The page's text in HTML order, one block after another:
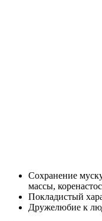
Сохранение
массы,
Покладистый
Дружелюбие к